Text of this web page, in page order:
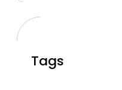
Tags